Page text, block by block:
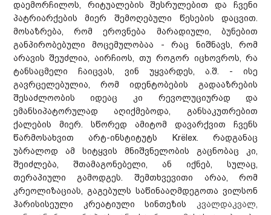
დაემორჩილოს, რიტუალების შესრულებით და ჩვენი
პატრიარქების მიერ შემოღებული წესების დაცვით.
მოსაზრება, რომ ეროვნება მარადიული, ბუნებით
განპირობებული მოცემულობაა - რაც ნიშნავს, რომ
არავის შეუძლია, აირჩიოს, თუ როგორ იცხოვროს, რა
ტანსაცმელი ჩაიცვას, ვინ უყვარდეს, ა.შ. - ისე
გავრცელებულია, რომ იდენტობების გადააზრების
შესაძლოობის იდეაც კი რევოლუციურად და
ემანსიპატორულად აღიქმებოდა, განსაკუთრებით
ქალების მიერ. სწორედ ამიტომ დავარქვით ჩვენს
წარმოსახვით არტ-ინსტიტუტს Krёlex. რადგანაც
უბრალოდ ამ სიტყვის მნიშვნელობის გაცნობაც კი,
შეიძლება, შთამაგონებელი, ან იქნებ, სულაც,
თერაპიული გამოდგეს. შემთხვევითი არაა, რომ
კრეოლიზაციას, გაგებულს საწინააღმდეგოთა ვილსონ
ჰარისისეული კრეატიული სინთეზის კვალდაკვალ,